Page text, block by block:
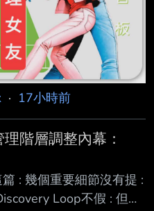
不用等到9月，最快下
爆料iPhone 17下週就
帳號「定焦數碼」最新
· 17小時前
階層調整內幕：
: 幾個重要細節沒有提 :
Loop不假 : 但母